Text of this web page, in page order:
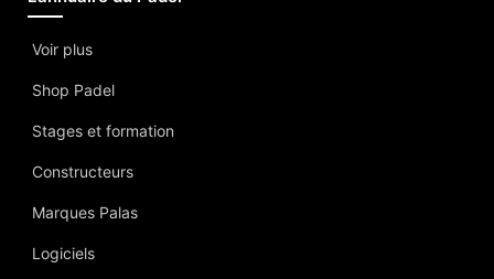
Voir plus
Shop Padel
Stages et formation
Constructeurs
Marques Palas
Logiciels